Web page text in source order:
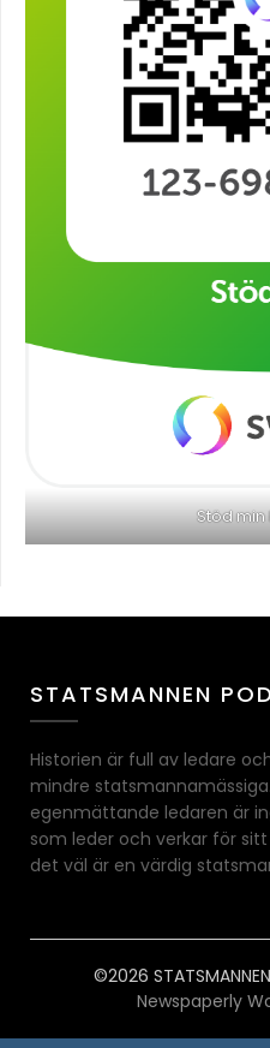
Stöd
STATSMANNEN
Historien är full av ledare
mindre
egenmättande ledaren är
som leder och verkar för
det väl är en värdig
©2026
Newspaperly